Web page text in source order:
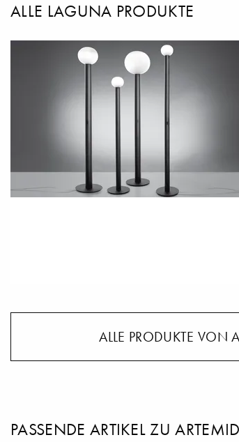
ALLE LAGUNA PRODUKTE
ALLE PRODUKTE VON
PASSENDE ARTIKEL ZU